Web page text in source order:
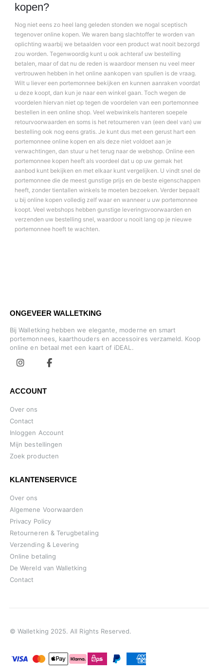
kopen?
Nog niet eens zo heel lang geleden stonden we nogal sceptisch
tegenover online kopen. We waren bang slachtoffer te worden van
oplichting waarbij we betaalden voor een product wat nooit bezorgd
zou worden. Tegenwoordig kunt u ook achteraf uw bestelling
betalen, maar of dat nu de reden is waardoor mensen nu veel meer
vertrouwen hebben in het online aankopen van spullen is de vraag.
Wilt u liever een portemonnee bekijken en kunnen aanraken voordat
u deze koopt, dan kun je naar een winkel gaan. Toch wegen de
voordelen hiervan niet op tegen de voordelen van een portemonnee
bestellen in een online shop. Veel webwinkels hanteren soepele
retourvoorwaarden en soms is het retourneren van (een deel van) uw
bestelling ook nog eens gratis. Je kunt dus met een gerust hart een
portemonnee online kopen en als deze niet voldoet aan je
verwachtingen, dan stuur u het terug naar de webshop. Online een
portemonnee kopen heeft als voordeel dat u op uw gemak het
aanbod kunt bekijken en met elkaar kunt vergelijken. U vindt snel de
portemonnee die de meest gunstige prijs en de beste eigenschappen
heeft, zonder tientallen winkels te moeten bezoeken. Verder bepaalt
u bij online kopen volledig zelf waar en wanneer u uw portemonnee
koopt. Veel webshops hebben gunstige leveringsvoorwaarden en
verzenden uw bestelling snel, waardoor u nooit lang op je nieuwe
portemonnee hoeft te wachten.
ONGEVEER WALLETKING
Bij Walletking hebben we elegante, moderne en smart
portemonnees, kaarthouders en accessoires verzameld. Koop
online en betaal met een kaart of iDEAL.
ACCOUNT
Over ons
Contact
Inloggen Account
Mijn bestellingen
Zoek producten
KLANTENSERVICE
Over ons
Algemene Voorwaarden
Privacy Policy
Retourneren & Terugbetaling
Verzending & Levering
Online betaling
De Wereld van Walletking
Contact
© Walletking 2025. All Rights Reserved.